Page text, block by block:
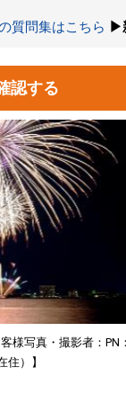
質問集はこちら ▶
認する
様写真・撮影者：PN
住）】